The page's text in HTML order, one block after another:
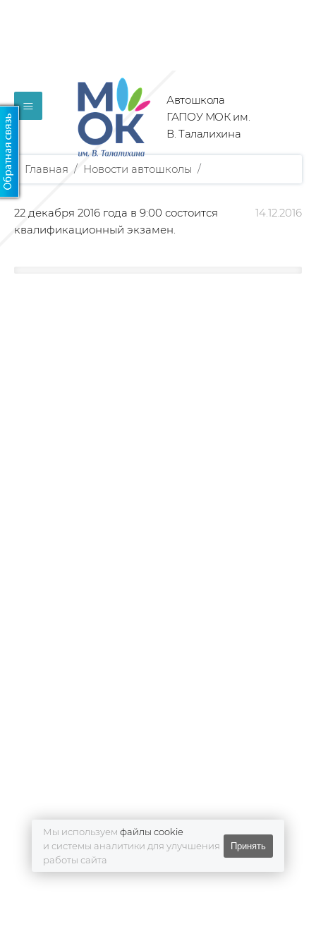
Мы используем файлы cookie
и системы аналитики для улучшения
работы сайта
Принять
Автошкола
ГАПОУ МОК им.
В. Талалихина
≡
Главная / Новости автошколы /
14.12.2016
22 декабря 2016 года в 9:00 состоится
квалификационный экзамен.